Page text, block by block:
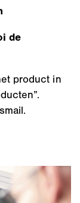
de
product in